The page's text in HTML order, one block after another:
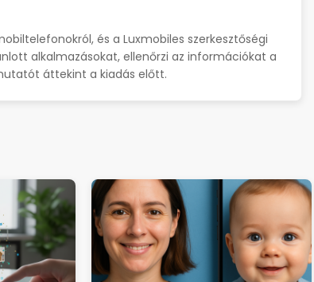
és a Luxmobiles szerkesztőségi
alkalmazásokat, ellenőrzi az információkat a
áttekint a kiadás előtt.